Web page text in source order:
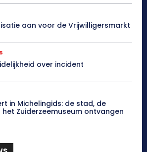
aan voor de Vrijwilligersmarkt
over incident
in Michelingids: de stad, de
Zuiderzeemuseum ontvangen